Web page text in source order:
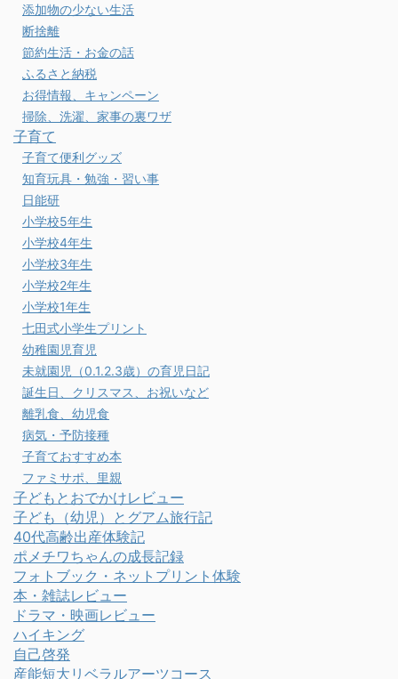
添加物の少ない生活
断捨離
節約生活・お金の話
ふるさと納税
お得情報、キャンペーン
掃除、洗濯、家事の裏ワザ
子育て
子育て便利グッズ
知育玩具・勉強・習い事
日能研
小学校5年生
小学校4年生
小学校3年生
小学校2年生
小学校1年生
七田式小学生プリント
幼稚園児育児
未就園児（0.1.2.3歳）の育児日記
誕生日、クリスマス、お祝いなど
離乳食、幼児食
病気・予防接種
子育ておすすめ本
ファミサポ、里親
子どもとおでかけレビュー
子ども（幼児）とグアム旅行記
40代高齢出産体験記
ポメチワちゃんの成長記録
フォトブック・ネットプリント体験
本・雑誌レビュー
ドラマ・映画レビュー
ハイキング
自己啓発
産能短大リベラルアーツコース